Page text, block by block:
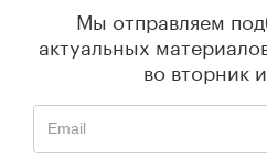
Мы отправляем
актуальных
во вторник